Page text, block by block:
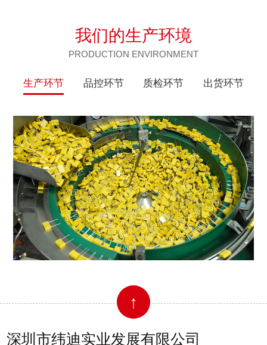
我们的生产环境
PRODUCTION ENVIRONMENT
生产环节 品控环节 质检环节 出货环节
↑
深圳市纬迪实业发展有限公司